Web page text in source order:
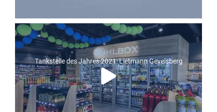
Tankstelle des Jahres 2021: Lietmann Gevelsberg